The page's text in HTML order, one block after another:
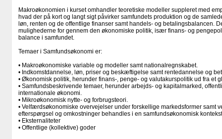
Makroøkonomien i kurset omhandler teoretiske modeller suppleret med
hvad der på kort og langt sigt påvirker samfundets produktion og de
løn, renten og de offentlige finanser samt handels- og betalingsbalancen.
mulighederne for gennem den økonomiske politik, især finans- og
balance i samfundet.
Temaer i Samfundsøkonomi er:
• Makroøkonomiske variable og modeller samt nationalregnskabet.
• Indkomstdannelse, løn, priser og beskæftigelse samt rentedannelse og
• Økonomisk politik, herunder finans-, penge- og valutakurspolitik ud fra et
• Samfundsbeskrivende temaer, herunder arbejds- og kapitalmarked,
internationale økonomi.
• Mikroøkonomisk nytte- og forbrugsteori.
• Velfærdsøkonomiske overvejelser under forskellige markedsformer samt
efterspørgsel og omkostninger behandles i en samfundsøkonomisk
• Eksternaliteter
• Offentlige (kollektive) goder